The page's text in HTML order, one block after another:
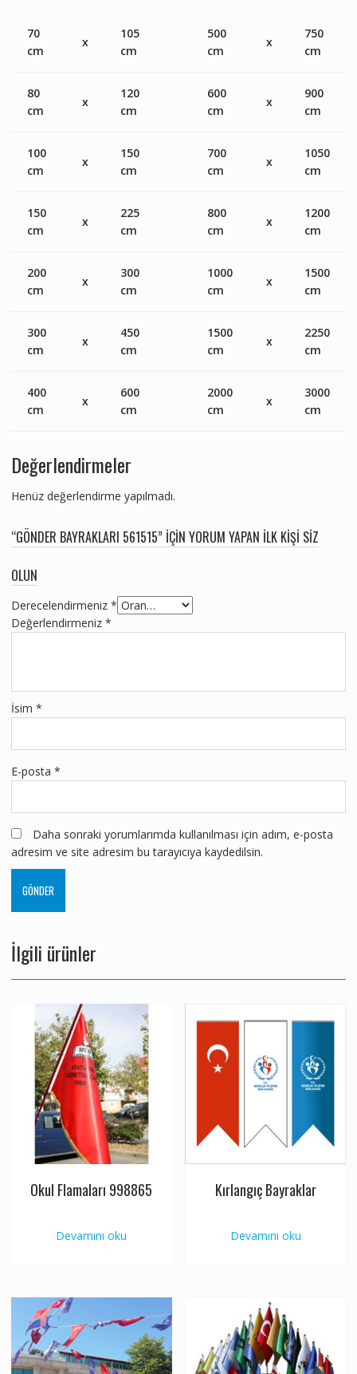
70
cm
x
105
cm
500
cm
x
750
cm
80
cm
x
120
cm
600
cm
x
900
cm
100
cm
x
150
cm
700
cm
x
1050
cm
150
cm
x
225
cm
800
cm
x
1200
cm
200
cm
x
300
cm
1000
cm
x
1500
cm
300
cm
x
450
cm
1500
cm
x
2250
cm
400
cm
x
600
cm
2000
cm
x
3000
cm
Değerlendirmeler
Henüz değerlendirme yapılmadı.
“GÖNDER BAYRAKLARI 561515” IÇIN YORUM YAPAN ILK KIŞI SIZ
OLUN
Derecelendirmeniz *
Değerlendirmeniz *
İsim *
E-posta *
Daha sonraki yorumlarımda kullanılması için adım, e-posta
adresim ve site adresim bu tarayıcıya kaydedilsin.
İlgili ürünler
Okul Flamaları 998865
Devamını oku
Kırlangıç Bayraklar
Devamını oku